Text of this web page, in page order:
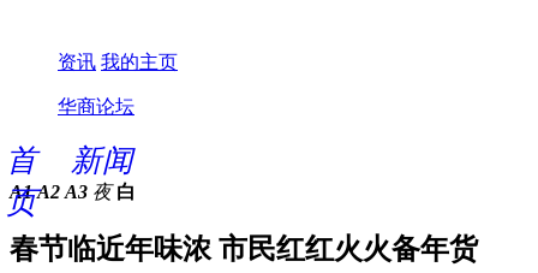
资讯 我的主页
华商论坛
首
页
新闻
A1 A2 A3 夜 白
春节临近年味浓 市民红红火火备年货